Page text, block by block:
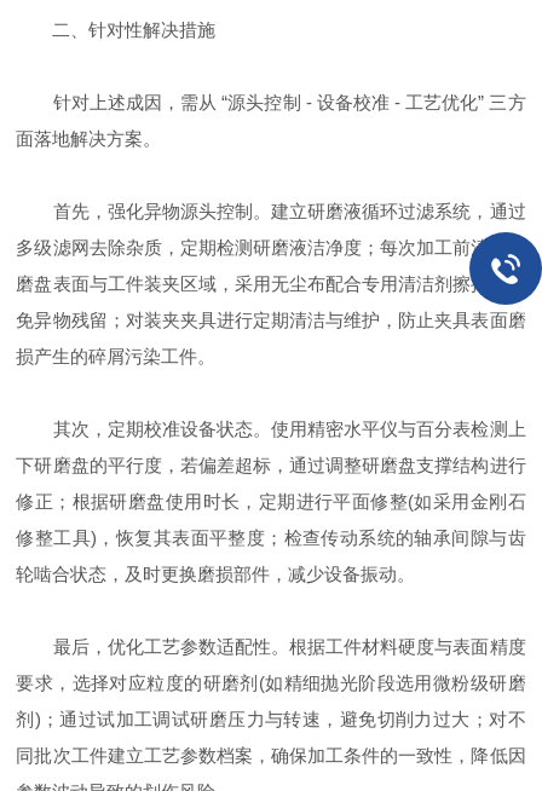
二、针对性解决措施
针对上述成因，需从 “源头控制 - 设备校准 - 工艺优化” 三方
面落地解决方案。
首先，强化异物源头控制。建立研磨液循环过滤系统，通过
多级滤网去除杂质，定期检测研磨液洁净度；每次加工前清理研
磨盘表面与工件装夹区域，采用无尘布配合专用清洁剂擦拭，避
免异物残留；对装夹夹具进行定期清洁与维护，防止夹具表面磨
损产生的碎屑污染工件。
其次，定期校准设备状态。使用精密水平仪与百分表检测上
下研磨盘的平行度，若偏差超标，通过调整研磨盘支撑结构进行
修正；根据研磨盘使用时长，定期进行平面修整(如采用金刚石
修整工具)，恢复其表面平整度；检查传动系统的轴承间隙与齿
轮啮合状态，及时更换磨损部件，减少设备振动。
最后，优化工艺参数适配性。根据工件材料硬度与表面精度
要求，选择对应粒度的研磨剂(如精细抛光阶段选用微粉级研磨
剂)；通过试加工调试研磨压力与转速，避免切削力过大；对不
同批次工件建立工艺参数档案，确保加工条件的一致性，降低因